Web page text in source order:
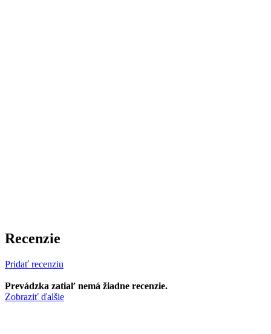
Recenzie
Pridať recenziu
Prevádzka zatiaľ nemá žiadne recenzie.
Zobraziť ďalšie